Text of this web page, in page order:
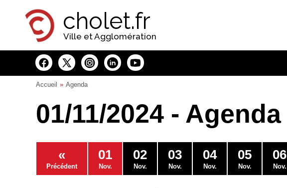
cholet.fr
Ville et Agglomération
Accueil Agenda
01/11/2024 - Agenda
«
Précédent
01
Nov.
02
Nov.
03
Nov.
04
Nov.
05
Nov.
06
Nov.